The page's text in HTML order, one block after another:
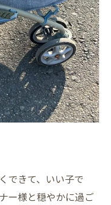
できて、いい子で
ー様と穏やかに過ご